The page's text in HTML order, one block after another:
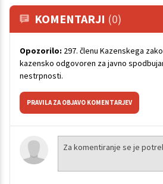
KOMENTARJI (0)
Opozorilo: 297. členu Kazenskega
kazensko odgovoren za javno
nestrpnosti.
PRAVILA ZA OBJAVO KOMENTARJEV